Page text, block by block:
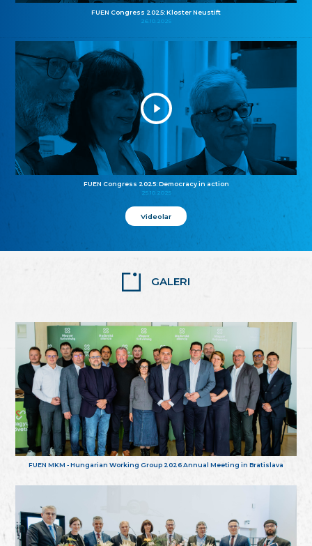
FUEN Congress 2025: Kloster Neustift
26.10.2025
FUEN Congress 2025: Democracy in action
25.10.2025
Videolar
GALERI
FUEN MKM - Hungarian Working Group 2026 Annual Meeting in Bratislava